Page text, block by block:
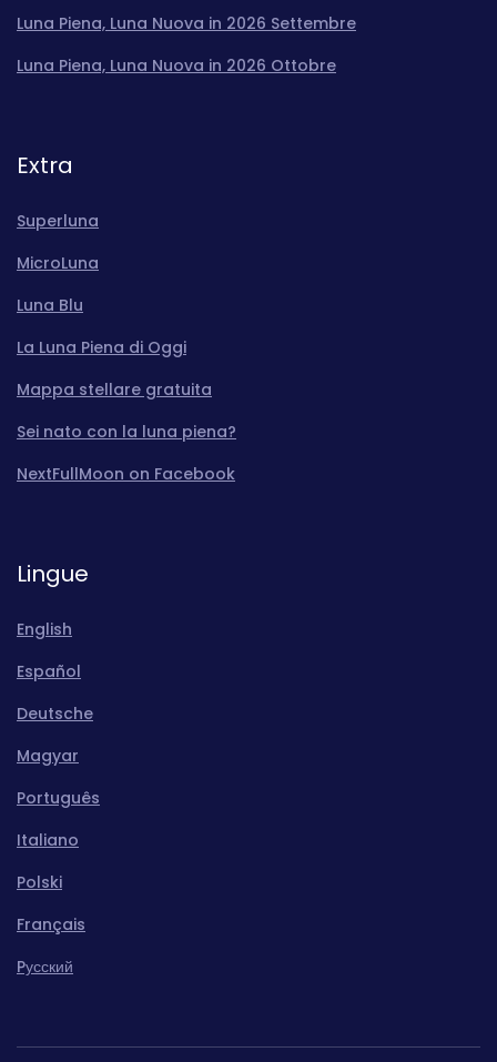
Luna Piena, Luna Nuova in 2026 Settembre
Luna Piena, Luna Nuova in 2026 Ottobre
Extra
Superluna
MicroLuna
Luna Blu
La Luna Piena di Oggi
Mappa stellare gratuita
Sei nato con la luna piena?
NextFullMoon on Facebook
Lingue
English
Español
Deutsche
Magyar
Português
Italiano
Polski
Français
Pусский